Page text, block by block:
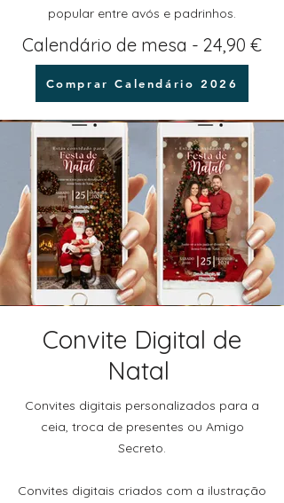
popular entre avós e padrinhos.
Calendário de mesa - 24,90 €
Comprar Calendário 2026
Convite Digital de
Natal
Convites digitais personalizados para a
ceia, troca de presentes ou Amigo
Secreto.
Convites digitais criados com a ilustração